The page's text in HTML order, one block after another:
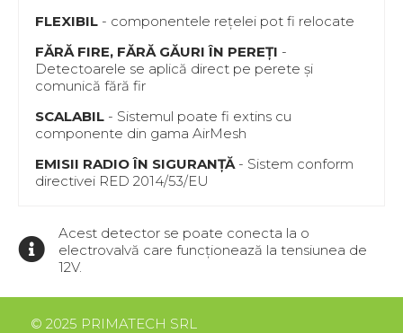
FLEXIBIL - componentele reţelei pot fi relocate
FĂRĂ FIRE, FĂRĂ GĂURI ÎN PEREȚI -
Detectoarele se aplică direct pe perete și
comunică fără fir
SCALABIL - Sistemul poate fi extins cu
componente din gama AirMesh
EMISII RADIO ÎN SIGURANȚĂ - Sistem conform
directivei RED 2014/53/EU
Acest detector se poate conecta la o
electrovalvă care funcționează la tensiunea de
12V.
© 2025 PRIMATECH SRL